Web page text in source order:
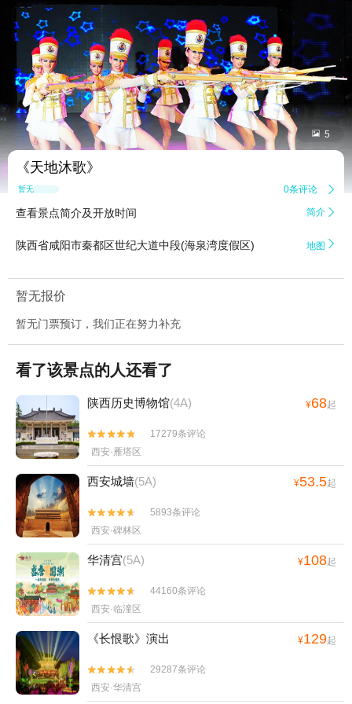
 5
《天地沐歌》
暂无点评 0条评论 
查看景点简介及开放时间 简介 
陕西省咸阳市秦都区世纪大道中段(海泉湾度假区) 地图 
暂无报价
暂无门票预订，我们正在努力补充
看了该景点的人还看了
陕西历史博物馆(4A) ¥68起


17279条评论
西安·雁塔区
西安城墙(5A) ¥53.5起


5893条评论
西安·碑林区
华清宫(5A) ¥108起


44160条评论
西安·临潼区
《长恨歌》演出 ¥129起


29287条评论
西安·华清宫
